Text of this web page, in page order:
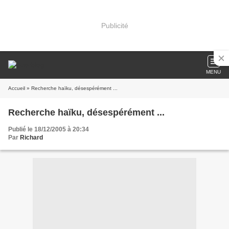
Publicité
MENU
Accueil » Recherche haïku, désespérément ...
Recherche haïku, désespérément ...
Publié le 18/12/2005 à 20:34
Par Richard